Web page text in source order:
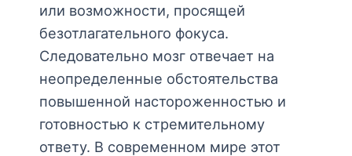
или возможности, просящей
безотлагательного фокуса.
Следовательно мозг отвечает на
неопределенные обстоятельства
повышенной настороженностью и
готовностью к стремительному
ответу. В современном мире этот